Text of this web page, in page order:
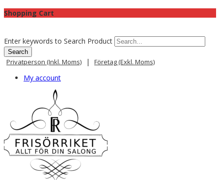
Shopping Cart
Enter keywords to Search Product
Privatperson (inkl. Moms) | Företag (exkl. Moms)
My account